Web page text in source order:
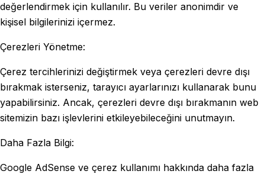
değerlendirmek için kullanılır. Bu veriler anonimdir ve
kişisel bilgilerinizi içermez.
Çerezleri Yönetme:
Çerez tercihlerinizi değiştirmek veya çerezleri devre dışı
bırakmak isterseniz, tarayıcı ayarlarınızı kullanarak bunu
yapabilirsiniz. Ancak, çerezleri devre dışı bırakmanın web
sitemizin bazı işlevlerini etkileyebileceğini unutmayın.
Daha Fazla Bilgi:
Google AdSense ve çerez kullanımı hakkında daha fazla